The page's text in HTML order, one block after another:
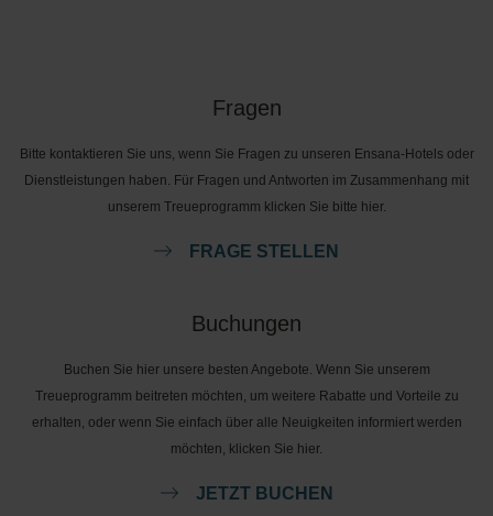
Fragen
Bitte kontaktieren Sie uns, wenn Sie Fragen zu unseren Ensana-Hotels oder
Dienstleistungen haben. Für Fragen und Antworten im Zusammenhang mit
unserem Treueprogramm klicken Sie bitte hier.
FRAGE STELLEN
Buchungen
Buchen Sie hier unsere besten Angebote. Wenn Sie unserem
Treueprogramm beitreten möchten, um weitere Rabatte und Vorteile zu
erhalten, oder wenn Sie einfach über alle Neuigkeiten informiert werden
möchten, klicken Sie hier.
JETZT BUCHEN